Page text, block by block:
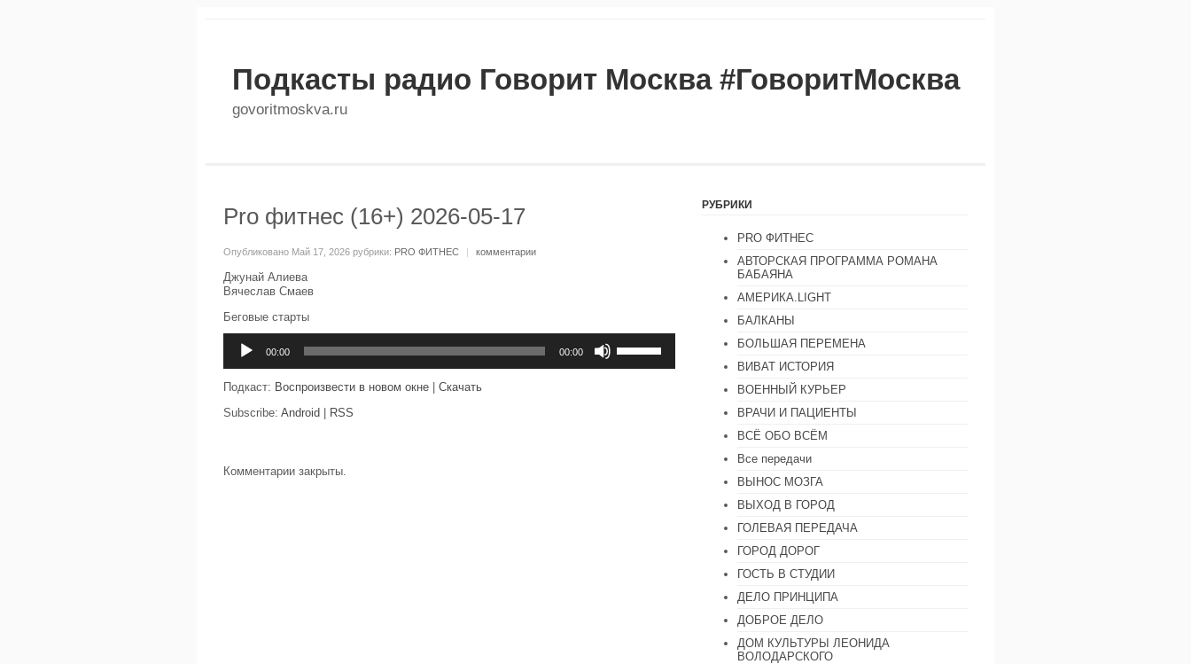
Подкасты радио Говорит Москва #ГоворитМосква
govoritmoskva.ru
Pro фитнес (16+) 2026-05-17
Опубликовано Май 17, 2026 рубрики: PRO ФИТНЕС | комментарии
Джунай Алиева
Вячеслав Смаев
Беговые старты
00:00 00:00
клавиши
Подкаст: Воспроизвести в новом окне
Скачать
Subscribe: Android RSS
Комментарии закрыты.
РУБРИКИ
PRO ФИТНЕС
АВТОРСКАЯ ПРОГРАММА РОМАНА
БАБАЯНА
АМЕРИКА.LIGHT
БАЛКАНЫ
БОЛЬШАЯ ПЕРЕМЕНА
ВИВАТ ИСТОРИЯ
ВОЕННЫЙ КУРЬЕР
ВРАЧИ И ПАЦИЕНТЫ
ВСЁ ОБО ВСЁМ
Все передачи
ВЫНОС МОЗГА
ВЫХОД В ГОРОД
ГОЛЕВАЯ ПЕРЕДАЧА
ГОРОД ДОРОГ
ГОСТЬ В СТУДИИ
ДЕЛО ПРИНЦИПА
ДОБРОЕ ДЕЛО
ДОМ КУЛЬТУРЫ ЛЕОНИДА
ВОЛОДАРСКОГО